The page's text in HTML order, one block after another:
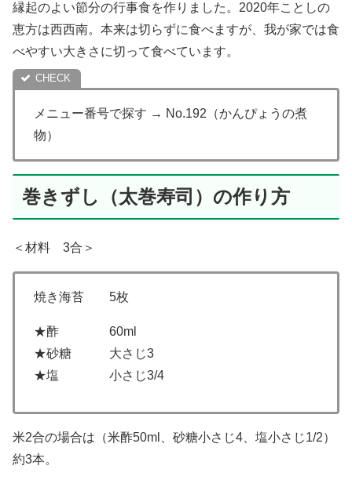
縁起のよい節分の行事食を作りました。2020年ことしの
恵方は西西南。本来は切らずに食べますが、我が家では食
べやすい大きさに切って食べています。
メニュー番号で探す → No.192（かんぴょうの煮
物）
巻きずし（太巻寿司）の作り方
＜材料 3合＞
焼き海苔 5枚
★酢 60ml
★砂糖 大さじ3
★塩 小さじ3/4
米2合の場合は（米酢50ml、砂糖小さじ4、塩小さじ1/2）
約3本。